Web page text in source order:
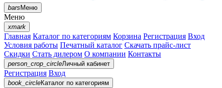
barsМеню
Меню
xmark
Главная Каталог по категориям Корзина Регистрация Вход
Условия работы Печатный каталог Скачать прайс-лист
Скидки Стать дилером О компании Контакты
person_crop_circleЛичный кабинет
Регистрация Вход
book_circleКаталог по категориям